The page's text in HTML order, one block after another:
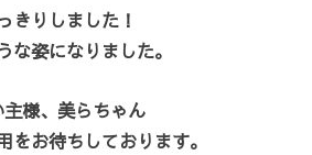
きりしました！
な姿になりました。
様、美らちゃん
をお待ちしております。